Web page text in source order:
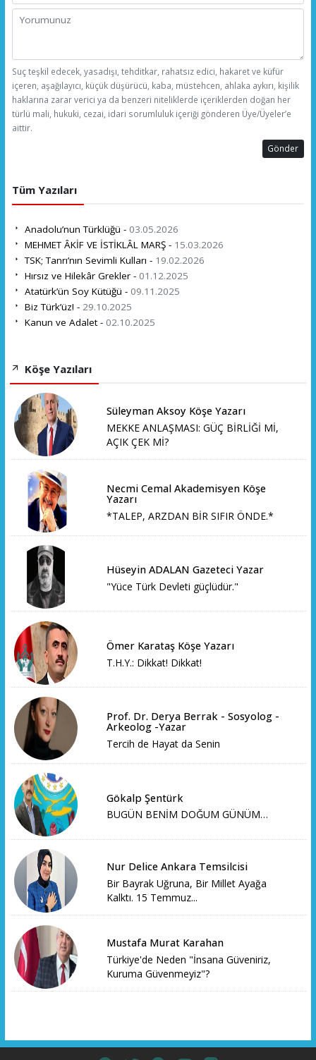
Suç teşkil edecek, yasadışı, tehditkar, rahatsız edici, hakaret ve küfür
içeren, aşağılayıcı, küçük düşürücü, kaba, müstehcen, ahlaka aykırı, kişilik
haklarına zarar verici ya da benzeri niteliklerde içeriklerden doğan her
türlü mali, hukuki, cezai, idari sorumluluk içeriği gönderen Üye/Üyeler’e
aittir.
Gönder
Tüm Yazıları
Anadolu’nun Türklüğü - 03.05.2026
MEHMET ÂKİF VE İSTİKLÂL MARŞ - 15.03.2026
TSK; Tanrı’nın Sevimli Kulları - 19.02.2026
Hırsız ve Hilekâr Grekler - 01.12.2025
Atatürk’ün Soy Kütüğü - 09.11.2025
Biz Türk’üz! - 29.10.2025
Kanun ve Adalet - 02.10.2025
Köşe Yazıları
Süleyman Aksoy Köşe Yazarı
MEKKE ANLAŞMASI: GÜÇ BİRLİĞİ Mİ,
AÇIK ÇEK Mİ?
Necmi Cemal Akademisyen Köşe
Yazarı
*TALEP, ARZDAN BİR SIFIR ÖNDE.*
Hüseyin ADALAN Gazeteci Yazar
"Yüce Türk Devleti güçlüdür."
Ömer Karataş Köşe Yazarı
T.H.Y.: Dikkat! Dikkat!
Prof. Dr. Derya Berrak - Sosyolog -
Arkeolog -Yazar
Tercih de Hayat da Senin
Gökalp Şentürk
BUGÜN BENİM DOĞUM GÜNÜM…
Nur Delice Ankara Temsilcisi
Bir Bayrak Uğruna, Bir Millet Ayağa
Kalktı. 15 Temmuz...
Mustafa Murat Karahan
Türkiye'de Neden "İnsana Güveniriz,
Kuruma Güvenmeyiz"?